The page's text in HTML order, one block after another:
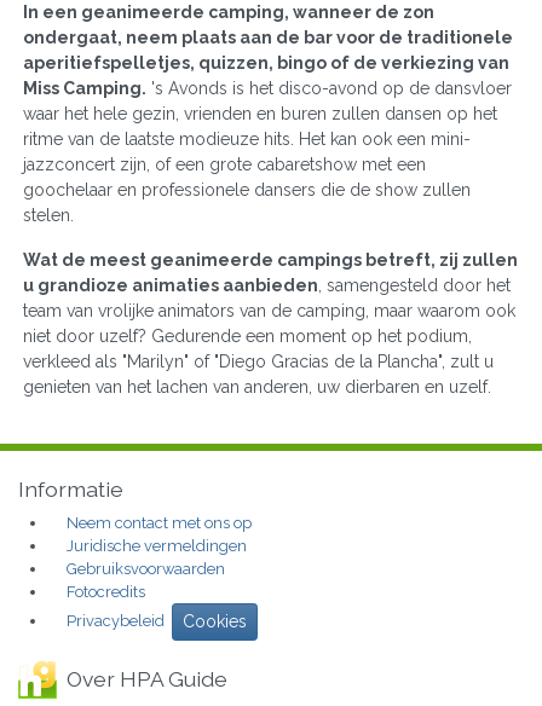
In een geanimeerde camping, wanneer de zon
ondergaat, neem plaats aan de bar voor de traditionele
aperitiefspelletjes, quizzen, bingo of de verkiezing van
Miss Camping. 's Avonds is het disco-avond op de dansvloer
waar het hele gezin, vrienden en buren zullen dansen op het
ritme van de laatste modieuze hits. Het kan ook een mini-
jazzconcert zijn, of een grote cabaretshow met een
goochelaar en professionele dansers die de show zullen
stelen.
Wat de meest geanimeerde campings betreft, zij zullen
u grandioze animaties aanbieden , samengesteld door het
team van vrolijke animators van de camping, maar waarom ook
niet door uzelf? Gedurende een moment op het podium,
verkleed als "Marilyn" of "Diego Gracias de la Plancha", zult u
genieten van het lachen van anderen, uw dierbaren en uzelf.
Informatie
Neem contact met ons op
Juridische vermeldingen
Gebruiksvoorwaarden
Fotocredits
Privacybeleid
Cookies
Over HPA Guide